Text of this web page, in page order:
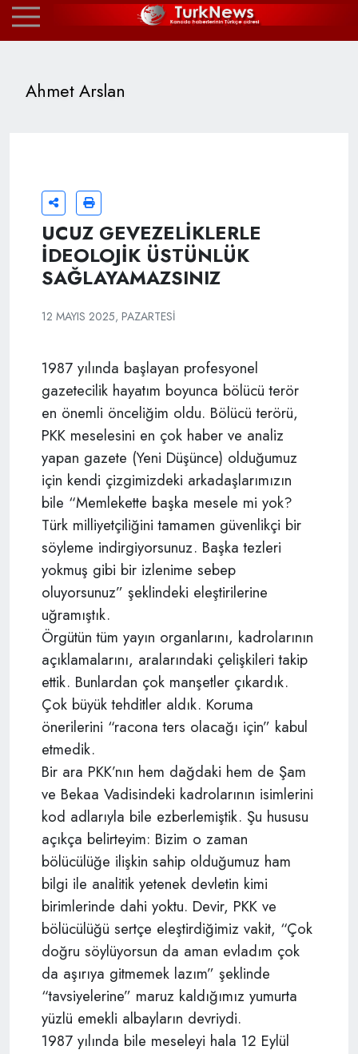
Ahmet Arslan
UCUZ GEVEZELİKLERLE
İDEOLOJİK ÜSTÜNLÜK
SAĞLAYAMAZSINIZ
12 MAYIS 2025, PAZARTESI
1987 yılında başlayan profesyonel
gazetecilik hayatım boyunca bölücü terör
en önemli önceliğim oldu. Bölücü terörü,
PKK meselesini en çok haber ve analiz
yapan gazete (Yeni Düşünce) olduğumuz
için kendi çizgimizdeki arkadaşlarımızın
bile “Memlekette başka mesele mi yok?
Türk milliyetçiliğini tamamen güvenlikçi bir
söyleme indirgiyorsunuz. Başka tezleri
yokmuş gibi bir izlenime sebep
oluyorsunuz” şeklindeki eleştirilerine
uğramıştık.
Örgütün tüm yayın organlarını, kadrolarının
açıklamalarını, aralarındaki çelişkileri takip
ettik. Bunlardan çok manşetler çıkardık.
Çok büyük tehditler aldık. Koruma
önerilerini “racona ters olacağı için” kabul
etmedik.
Bir ara PKK’nın hem dağdaki hem de Şam
ve Bekaa Vadisindeki kadrolarının isimlerini
kod adlarıyla bile ezberlemiştik. Şu hususu
açıkça belirteyim: Bizim o zaman
bölücülüğe ilişkin sahip olduğumuz ham
bilgi ile analitik yetenek devletin kimi
birimlerinde dahi yoktu. Devir, PKK ve
bölücülüğü sertçe eleştirdiğimiz vakit, “Çok
doğru söylüyorsun da aman evladım çok
da aşırıya gitmemek lazım” şeklinde
“tavsiyelerine” maruz kaldığımız yumurta
yüzlü emekli albayların devriydi.
1987 yılında bile meseleyi hala 12 Eylül